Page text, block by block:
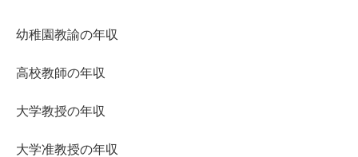
幼稚園教諭の年収
高校教師の年収
大学教授の年収
大学准教授の年収